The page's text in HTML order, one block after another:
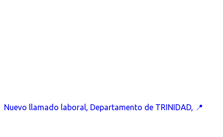
Nuevo llamado laboral, Departamento de TRINIDAD, 📍